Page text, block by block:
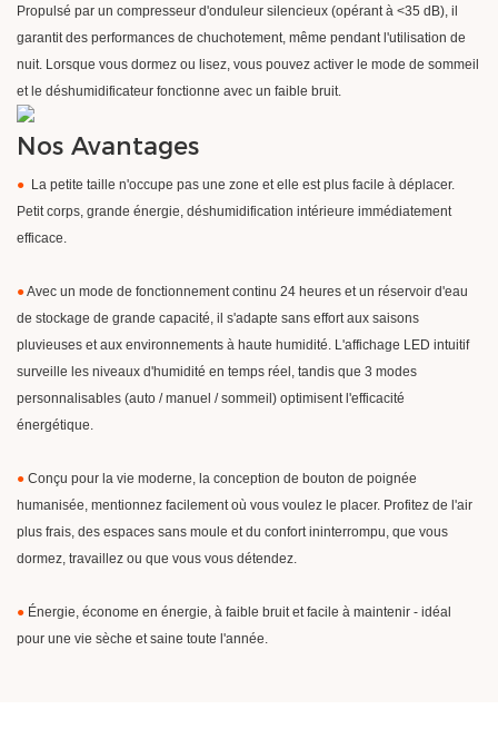
Propulsé par un compresseur d'onduleur silencieux (opérant à <35 dB), il
garantit des performances de chuchotement, même pendant l'utilisation de
nuit. Lorsque vous dormez ou lisez, vous pouvez activer le mode de sommeil
et le déshumidificateur fonctionne avec un faible bruit.
Nos Avantages
● La petite taille n'occupe pas une zone et elle est plus facile à déplacer.
Petit corps, grande énergie, déshumidification intérieure immédiatement
efficace.
●Avec un mode de fonctionnement continu 24 heures et un réservoir d'eau
de stockage de grande capacité, il s'adapte sans effort aux saisons
pluvieuses et aux environnements à haute humidité. L'affichage LED intuitif
surveille les niveaux d'humidité en temps réel, tandis que 3 modes
personnalisables (auto / manuel / sommeil) optimisent l'efficacité
énergétique.
● Conçu pour la vie moderne, la conception de bouton de poignée
humanisée, mentionnez facilement où vous voulez le placer. Profitez de l'air
plus frais, des espaces sans moule et du confort ininterrompu, que vous
dormez, travaillez ou que vous vous détendez.
● Énergie, économe en énergie, à faible bruit et facile à maintenir - idéal
pour une vie sèche et saine toute l'année.